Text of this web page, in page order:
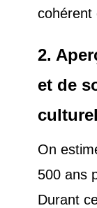
cohérent
2.
et de
culturel
On
500 ans
Durant